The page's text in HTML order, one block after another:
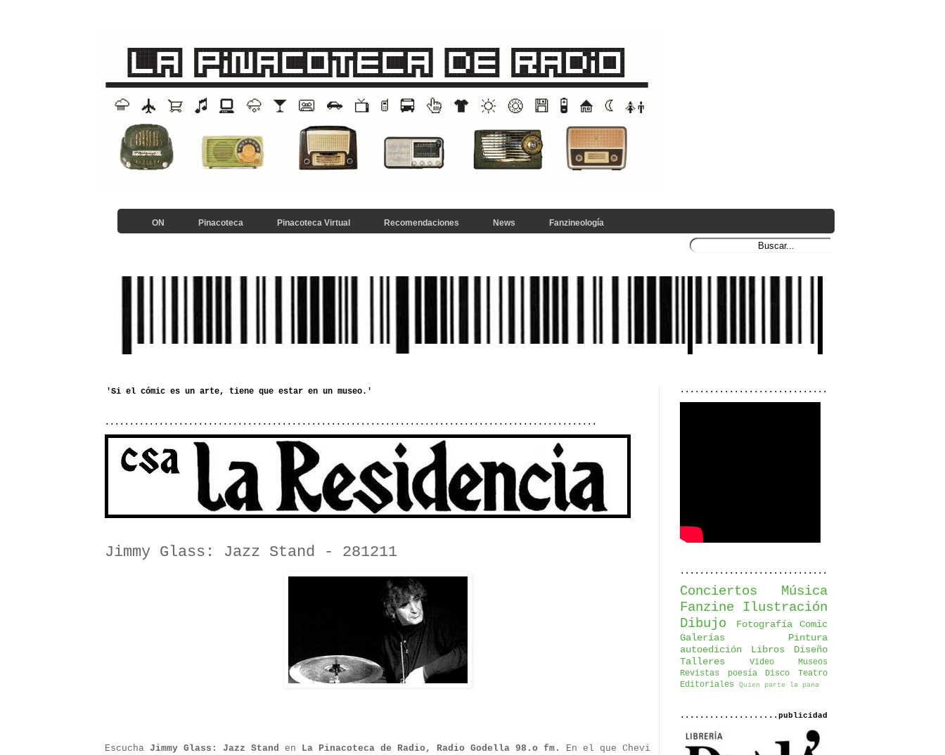
ON Pinacoteca Pinacoteca Virtual Recomendaciones News Fanzineología
....................................................................................................
Jimmy Glass: Jazz Stand - 281211
Escucha Jimmy Glass: Jazz Stand en La Pinacoteca de Radio, Radio Godella 98.o fm.
En el que Chevi
..............................
..............................
Conciertos
Música
Fanzine
Ilustración
Dibujo
Fotografía
Comic
Galerías
Pintura
autoedición
Libros
Diseño
Talleres
Video
Museos
Revistas
poesía Disco
Teatro
Editoriales
Quien parte la pana
....................publicidad